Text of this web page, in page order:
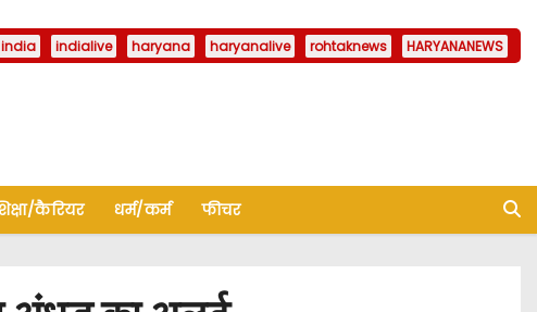
india indialive haryana haryanalive rohtaknews HARYANANEWS
कैरियर धर्म/कर्म फीचर